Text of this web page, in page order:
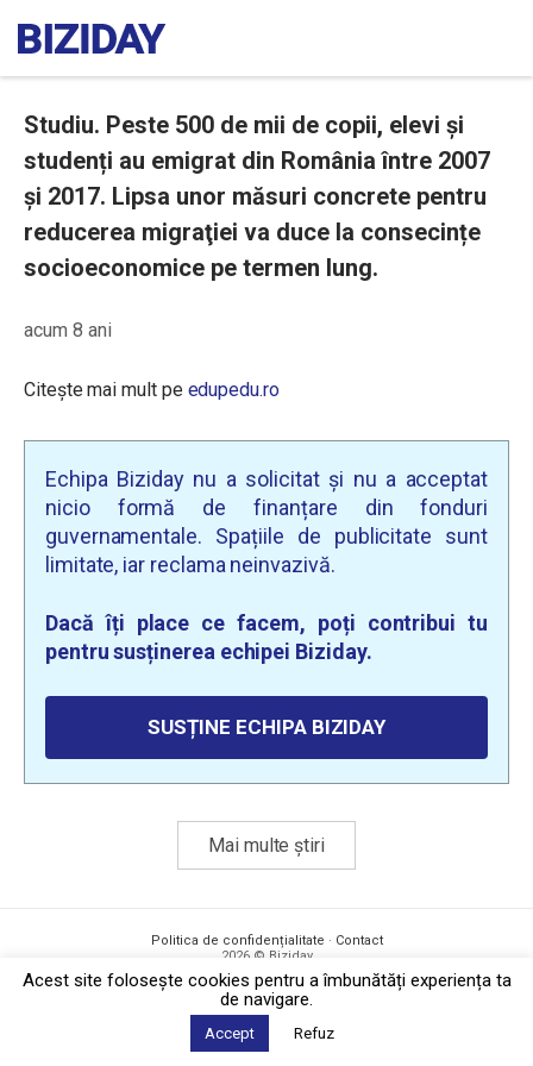
Studiu. Peste 500 de mii de copii, elevi și
studenți au emigrat din România între 2007
și 2017. Lipsa unor măsuri concrete pentru
reducerea migraţiei va duce la consecințe
socioeconomice pe termen lung.
acum 8 ani
Citește mai mult pe edupedu.ro
Echipa Biziday nu a solicitat și nu a acceptat
nicio formă de finanțare din fonduri
guvernamentale. Spațiile de publicitate sunt
limitate, iar reclama neinvazivă.
Dacă îți place ce facem, poți contribui tu
pentru susținerea echipei Biziday.
SUSȚINE ECHIPA BIZIDAY
Mai multe știri
Politica de confidențialitate · Contact
2026 © Biziday
Acest site foloseşte cookies pentru a îmbunătăți experiența ta
de navigare.
Accept Refuz